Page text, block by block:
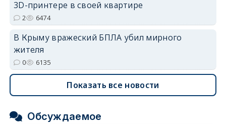
3D-принтере в своей квартире
2 6474
В Крыму вражеский БПЛА убил мирного
жителя
0 6135
Показать все новости
Обсуждаемое